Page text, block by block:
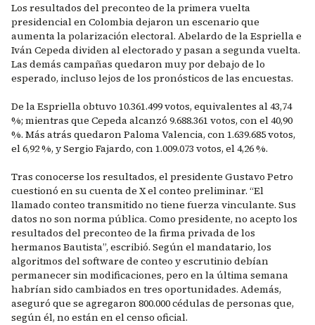
Los resultados del preconteo de la primera vuelta
presidencial en Colombia dejaron un escenario que
aumenta la polarización electoral. Abelardo de la Espriella e
Iván Cepeda dividen al electorado y pasan a segunda vuelta.
Las demás campañas quedaron muy por debajo de lo
esperado, incluso lejos de los pronósticos de las encuestas.
De la Espriella obtuvo 10.361.499 votos, equivalentes al 43,74
%; mientras que Cepeda alcanzó 9.688.361 votos, con el 40,90
%. Más atrás quedaron Paloma Valencia, con 1.639.685 votos,
el 6,92 %, y Sergio Fajardo, con 1.009.073 votos, el 4,26 %.
Tras conocerse los resultados, el presidente Gustavo Petro
cuestionó en su cuenta de X el conteo preliminar. “El
llamado conteo transmitido no tiene fuerza vinculante. Sus
datos no son norma pública. Como presidente, no acepto los
resultados del preconteo de la firma privada de los
hermanos Bautista”, escribió. Según el mandatario, los
algoritmos del software de conteo y escrutinio debían
permanecer sin modificaciones, pero en la última semana
habrían sido cambiados en tres oportunidades. Además,
aseguró que se agregaron 800.000 cédulas de personas que,
según él, no están en el censo oficial.